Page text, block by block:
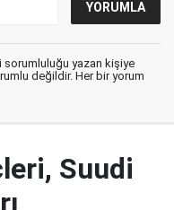
sorumluluğu yazan kişiye
değildir. Her bir yorum
Suudi